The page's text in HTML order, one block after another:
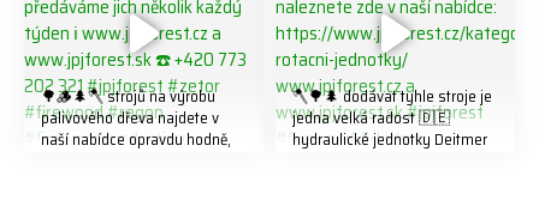
🌳🪵🌲🪓 strojů na výrobu
palivového dřeva najdete v
naší nabídce opravdu hodně,
🪓🌳🌲 dodávat tyhle stroje je
jedna velká radost 🇩🇪
hydraulické jednotky Deitmer